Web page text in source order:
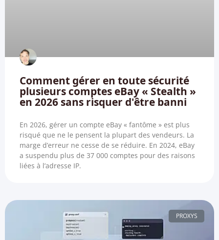
Comment gérer en toute sécurité
plusieurs comptes eBay « Stealth »
en 2026 sans risquer d'être banni
En 2026, gérer un compte eBay « fantôme » est plus
risqué que ne le pensent la plupart des vendeurs. La
marge d’erreur ne cesse de se réduire. En 2024, eBay
a suspendu plus de 37 000 comptes pour des raisons
liées à l’adresse IP.
PROXYS